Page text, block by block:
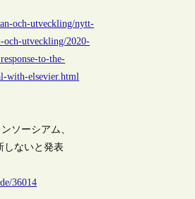
och-utveckling/nytt-
och-utveckling/2020-
to-the-
with-elsevier.html
ソーシアム、
しないと発表
36014